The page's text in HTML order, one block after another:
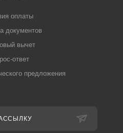
оплаты
документов
вычет
ответ
предложения